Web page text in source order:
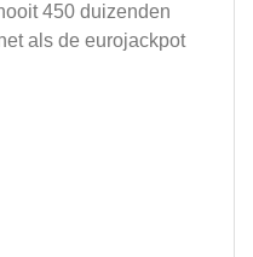
450 duizenden
als de eurojackpot